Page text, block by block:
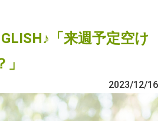
「来週予定空け
2023/12/16